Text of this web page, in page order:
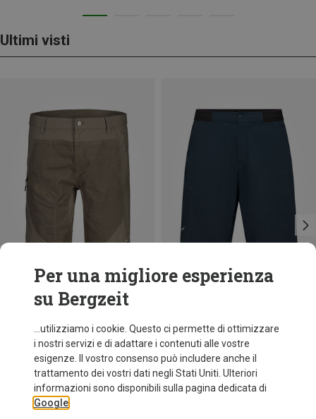
Ultimi visti
Risparmi 41%
Per una migliore esperienza
su Bergzeit
...utilizziamo i cookie. Questo ci permette di ottimizzare
i nostri servizi e di adattare i contenuti alle vostre
esigenze. Il vostro consenso può includere anche il
trattamento dei vostri dati negli Stati Uniti. Ulteriori
informazioni sono disponibili sulla pagina dedicata di
Google